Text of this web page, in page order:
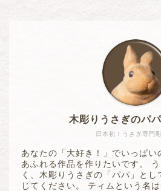
日本初！うさぎ専門
木彫りうさぎのパ
あなたの「大好き！」でいっぱい
あふれる作品を作りたいです。
く、木彫りうさぎの「パパ」と
じてください。 ティムという名